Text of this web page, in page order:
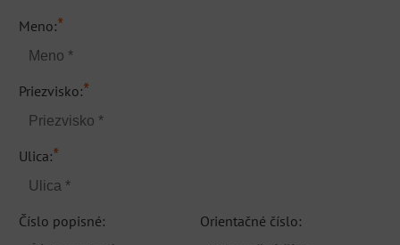
Meno:*
Priezvisko:*
Ulica:*
Číslo popisné: Orientačné číslo: